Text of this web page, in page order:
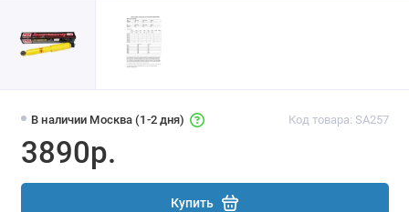
В наличии Москва (1-2 дня) Код товара: SA257
3890р.
Купить